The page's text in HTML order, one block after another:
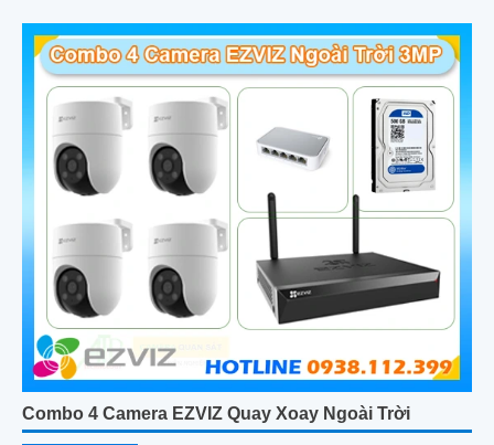
Combo 4 Camera EZVIZ Quay Xoay Ngoài Trời